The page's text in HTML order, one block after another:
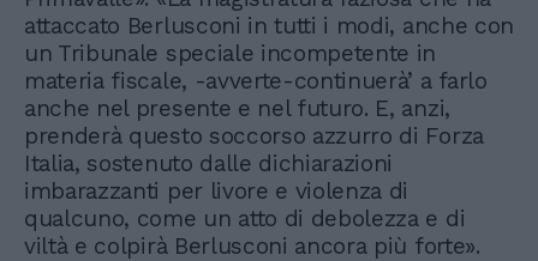
attaccato Berlusconi in tutti i modi, anche con
un Tribunale speciale incompetente in
materia fiscale, -avverte-continuerà’ a farlo
anche nel presente e nel futuro. E, anzi,
prenderà questo soccorso azzurro di Forza
Italia, sostenuto dalle dichiarazioni
imbarazzanti per livore e violenza di
qualcuno, come un atto di debolezza e di
viltà e colpirà Berlusconi ancora più forte».